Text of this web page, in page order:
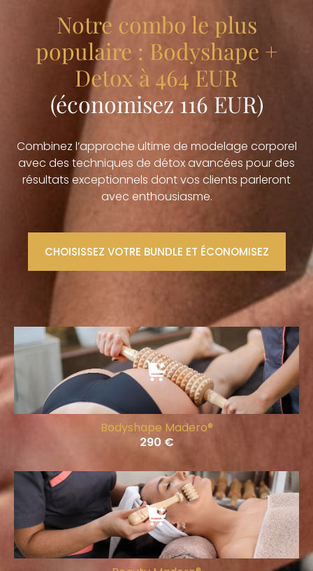
Notre combo le plus
populaire : Bodyshape +
Detox à 464 EUR
(économisez 116 EUR)
Combinez l’approche ultime de modelage corporel
avec des techniques de détox avancées pour des
résultats exceptionnels dont vos clients parleront
avec enthousiasme.
CHOISISSEZ VOTRE BUNDLE ET ÉCONOMISEZ
Bodyshape Madero®
290 €